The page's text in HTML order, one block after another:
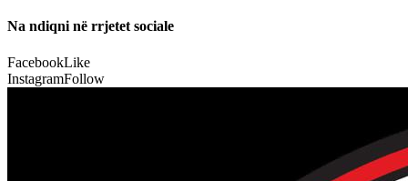
Na ndiqni në rrjetet sociale
FacebookLike
InstagramFollow